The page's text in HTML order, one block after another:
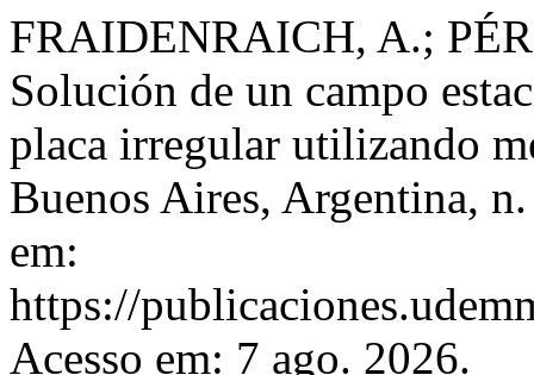
FRAIDENRAICH, A.;
Solución de un campo
placa irregular utilizando
Buenos Aires, Argentina,
em:
https://
Acesso em: 7 ago. 2026.